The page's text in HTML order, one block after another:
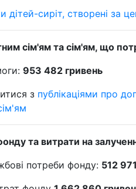
дітей-сиріт, створені за
сім'ям та сім'ям, що
953 482 гривень
з публікаціями про
та витрати на
потреби фонду: 512